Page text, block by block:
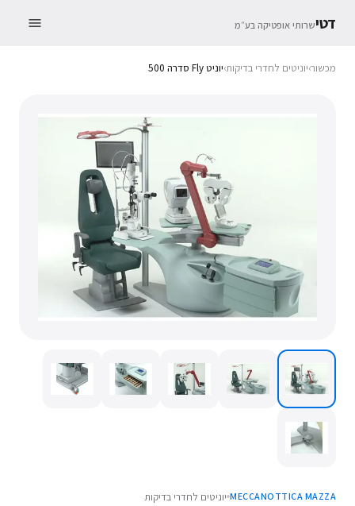
דטישרותי אופטיקה בע״מ
מכשור›יוניטים לחדרי בדיקות›יוניט Fly סדרה 500
MECCANOTTICA MAZZA יוניטים לחדרי בדיקות